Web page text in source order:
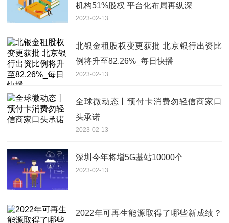
机构51%股权 平台化布局再纵深
2023-02-13
北银金租股权变更获批 北京银行出资比
例将升至82.26%_每日快播
2023-02-13
全球微动态丨预付卡消费勿轻信商家口
头承诺
2023-02-13
深圳今年将增5G基站10000个
2023-02-13
2022年可再生能源取得了哪些新成绩？